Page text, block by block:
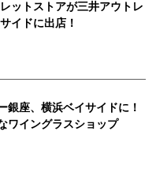
ットストアが三井アウトレ
イドに出店！
銀座、横浜ベイサイドに！
ワイングラスショップ